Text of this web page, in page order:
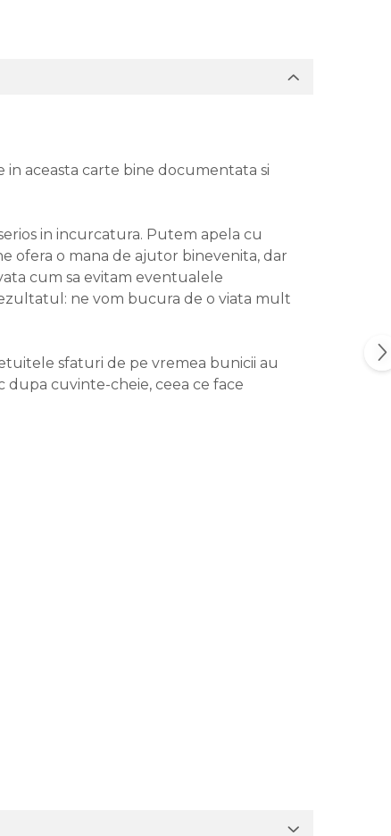
in aceasta carte bine documentata si
in incurcatura. Putem apela cu
ofera o mana de ajutor binevenita, dar
cum sa evitam eventualele
ne vom bucura de o viata mult
sfaturi de pe vremea bunicii au
cuvinte-cheie, ceea ce face